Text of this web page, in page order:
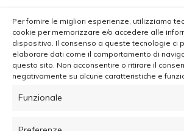
Per fornire le migliori esperienze, utilizziamo
cookie per memorizzare e/o accedere alle
dispositivo. Il consenso a queste tecnologie ci
elaborare dati come il comportamento di
questo sito. Non acconsentire o ritirare il
negativamente su alcune caratteristiche e
Funzionale